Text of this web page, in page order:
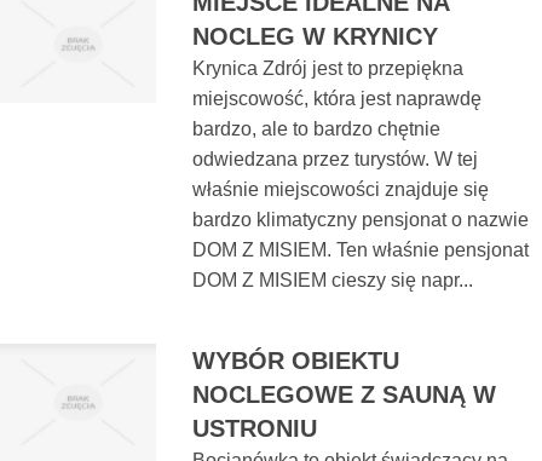
NOCLEG W KRYNICY
Krynica Zdrój jest to przepiękna
miejscowość, która jest naprawdę
bardzo, ale to bardzo chętnie
odwiedzana przez turystów. W tej
właśnie miejscowości znajduje się
bardzo klimatyczny pensjonat o nazwie
DOM Z MISIEM. Ten właśnie pensjonat
DOM Z MISIEM cieszy się napr...
WYBÓR OBIEKTU
NOCLEGOWE Z SAUNĄ W
USTRONIU